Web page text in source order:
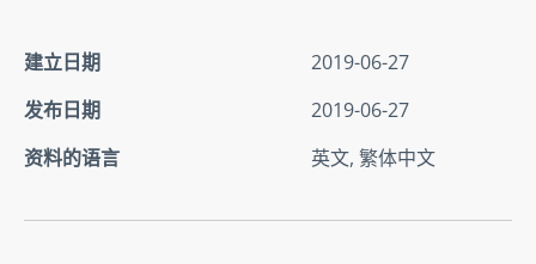
建立日期
2019-06-27
发布日期
2019-06-27
资料的语言
英文, 繁体中文